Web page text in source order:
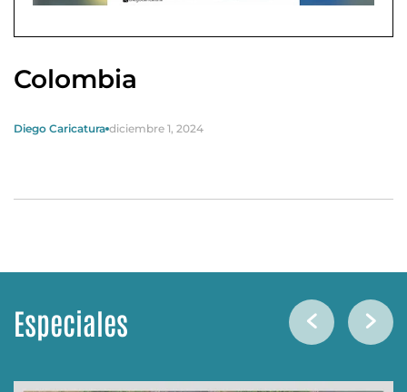
Colombia
Diego Caricatura diciembre 1, 2024
Especiales